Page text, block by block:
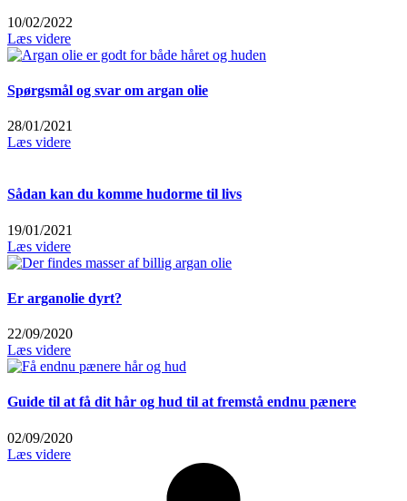
10/02/2022
Læs videre
Spørgsmål og svar om argan olie
28/01/2021
Læs videre
Sådan kan du komme hudorme til livs
19/01/2021
Læs videre
Er arganolie dyrt?
22/09/2020
Læs videre
Guide til at få dit hår og hud til at fremstå endnu pænere
02/09/2020
Læs videre